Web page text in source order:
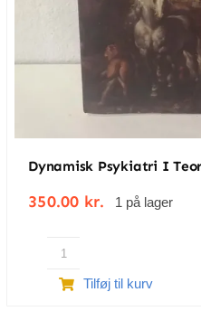
Dynamisk Psykiatri I
350.00 kr. 1 på lager
psykiatriTilføj til kurv